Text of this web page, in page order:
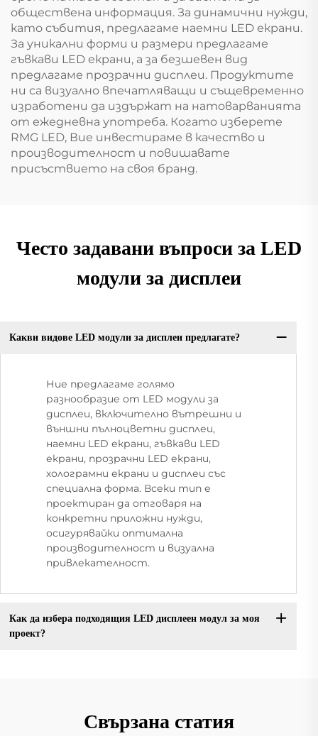
обществена информация. За динамични нужди,
като събития, предлагаме наемни LED екрани.
За уникални форми и размери предлагаме
гъвкави LED екрани, а за безшевен вид
предлагаме прозрачни дисплеи. Продуктите
ни са визуално впечатляващи и същевременно
изработени да издържат на натоварванията
от ежедневна употреба. Когато изберете
RMG LED, Вие инвестираме в качество и
производителност и повишавате
присъствието на своя бранд.
Често задавани въпроси за LED
модули за дисплеи
Какви видове LED модули за дисплеи предлагате?
Ние предлагаме голямо
разнообразие от LED модули за
дисплеи, включително вътрешни и
външни пълноцветни дисплеи,
наемни LED екрани, гъвкави LED
екрани, прозрачни LED екрани,
холограмни екрани и дисплеи със
специална форма. Всеки тип е
проектиран да отговаря на
конкретни приложни нужди,
осигурявайки оптимална
производителност и визуална
привлекателност.
Как да избера подходящия LED дисплеен модул за моя
проект?
Свързана статия